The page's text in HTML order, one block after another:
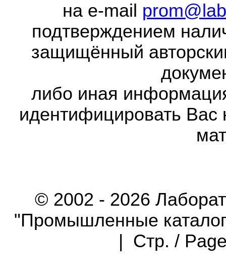
на e-mail
подтверждением
защищённый
либо иная
идентифицировать Вас
© 2002 - 2026
"Промышленные
| Стр. /